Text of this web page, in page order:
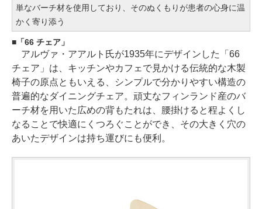
単なバーチ材を使用しており、そのぬくもりが患者の心身に温
かく寄り添う
「66 チェア」
アルヴァ・アアルト氏が1935年にデザインした「66
チェア」は、キッチンやカフェで見かける伝統的な木製
椅子の原点ともいえる、シンプルで分かりやすい構造の
普遍的なダイニングチェア。頑丈なフィンランド産のバ
ーチ材を用いた広めの背もたれは、腰掛けると程よくし
なることで快適にくつろぐことができ、その大きく穴の
あいたデザインは持ち運びにも便利。